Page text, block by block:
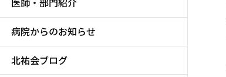
病院からのお知らせ
北祐会ブログ